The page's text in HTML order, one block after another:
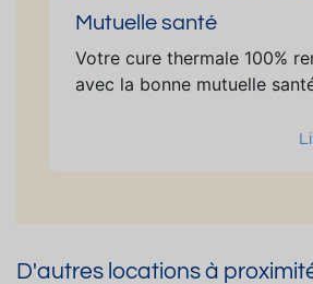
Mutuelle santé
Votre cure thermale 100%
avec la bonne mutuelle
D'autres locations à